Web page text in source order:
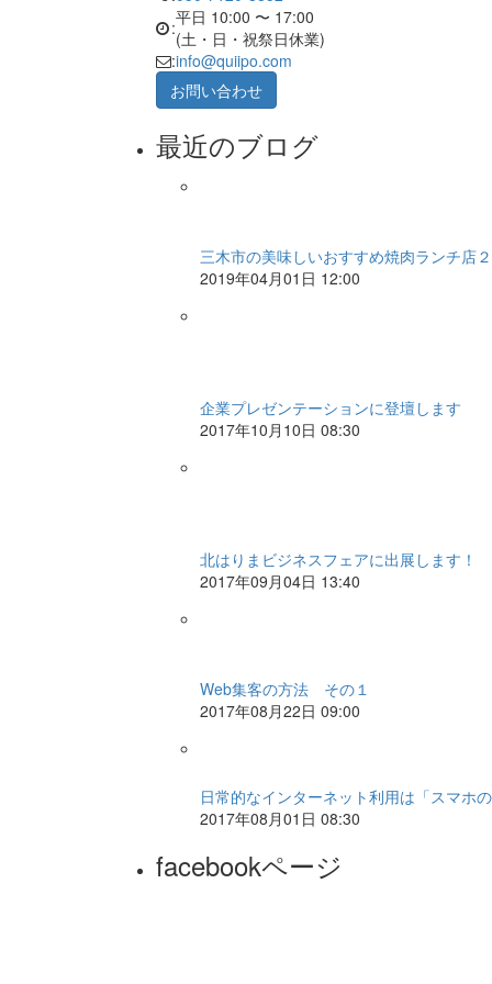
:平日 10:00 〜 17:00
(土・日・祝祭日休業)
:info@quiipo.com
お問い合わせ
最近のブログ
三木市の美味しいおすすめ焼肉ランチ店
2019年04月01日 12:00
企業プレゼンテーションに登壇します
2017年10月10日 08:30
北はりまビジネスフェアに出展します！
2017年09月04日 13:40
Web集客の方法 その１
2017年08月22日 09:00
日常的なインターネット利用は「スマホ
2017年08月01日 08:30
facebookページ